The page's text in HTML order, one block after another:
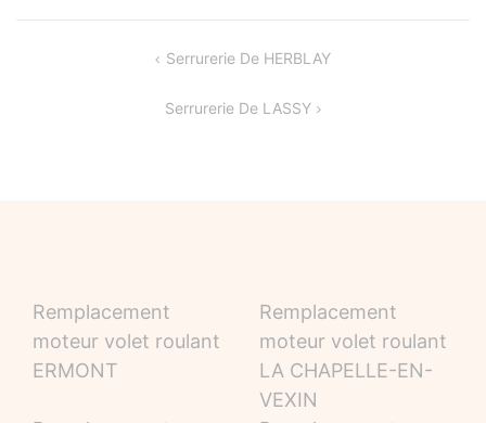
Serrurerie De HERBLAY
Serrurerie De LASSY
Remplacement
moteur volet roulant
ERMONT
Remplacement
moteur volet roulant
LA CHAPELLE-EN-
VEXIN